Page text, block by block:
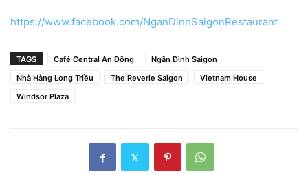
https://www.facebook.com/NganDinhSaigonRestaurant
TAGS Café Central An Đông
Ngân Đình Saigon
Nhà Hàng Long Triều
The Reverie Saigon
Vietnam House
Windsor Plaza